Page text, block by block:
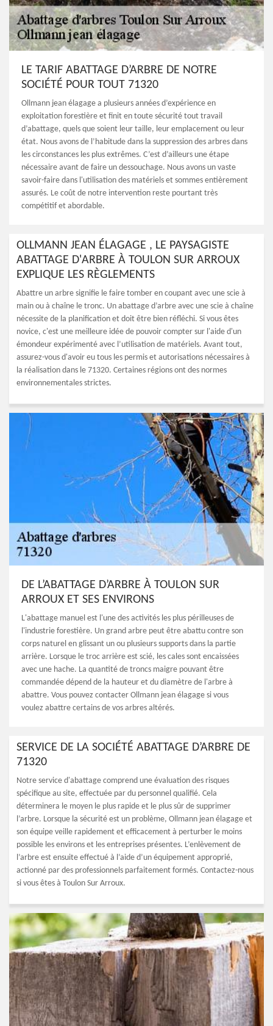
LE TARIF ABATTAGE D’ARBRE DE NOTRE
SOCIÉTÉ POUR TOUT 71320
Ollmann jean élagage a plusieurs années d’expérience en
exploitation forestière et finit en toute sécurité tout travail
d’abattage, quels que soient leur taille, leur emplacement ou leur
état. Nous avons de l’habitude dans la suppression des arbres dans
les circonstances les plus extrêmes. C’est d’ailleurs une étape
nécessaire avant de faire un dessouchage. Nous avons un vaste
savoir-faire dans l'utilisation des matériels et sommes entièrement
assurés. Le coût de notre intervention reste pourtant très
compétitif et abordable.
OLLMANN JEAN ÉLAGAGE , LE PAYSAGISTE
ABATTAGE D'ARBRE À TOULON SUR ARROUX
EXPLIQUE LES RÈGLEMENTS
Abattre un arbre signifie le faire tomber en coupant avec une scie à
main ou à chaîne le tronc. Un abattage d’arbre avec une scie à chaîne
nécessite de la planification et doit être bien réfléchi. Si vous êtes
novice, c'est une meilleure idée de pouvoir compter sur l'aide d'un
émondeur expérimenté avec l’utilisation de matériels. Avant tout,
assurez-vous d'avoir eu tous les permis et autorisations nécessaires à
la réalisation dans le 71320. Certaines régions ont des normes
environnementales strictes.
DE L’ABATTAGE D’ARBRE À TOULON SUR
ARROUX ET SES ENVIRONS
L'abattage manuel est l'une des activités les plus périlleuses de
l'industrie forestière. Un grand arbre peut être abattu contre son
corps naturel en glissant un ou plusieurs supports dans la partie
arrière. Lorsque le troc arrière est scié, les cales sont encaissées
avec une hache. La quantité de troncs maigre pouvant être
commandée dépend de la hauteur et du diamètre de l'arbre à
abattre. Vous pouvez contacter Ollmann jean élagage si vous
voulez abattre certains de vos arbres altérés.
SERVICE DE LA SOCIÉTÉ ABATTAGE D’ARBRE DE
71320
Notre service d'abattage comprend une évaluation des risques
spécifique au site, effectuée par du personnel qualifié. Cela
déterminera le moyen le plus rapide et le plus sûr de supprimer
l’arbre. Lorsque la sécurité est un problème, Ollmann jean élagage et
son équipe veille rapidement et efficacement à perturber le moins
possible les environs et les entreprises présentes. L’enlèvement de
l’arbre est ensuite effectué à l’aide d’un équipement approprié,
actionné par des professionnels parfaitement formés. Contactez-nous
si vous êtes à Toulon Sur Arroux.